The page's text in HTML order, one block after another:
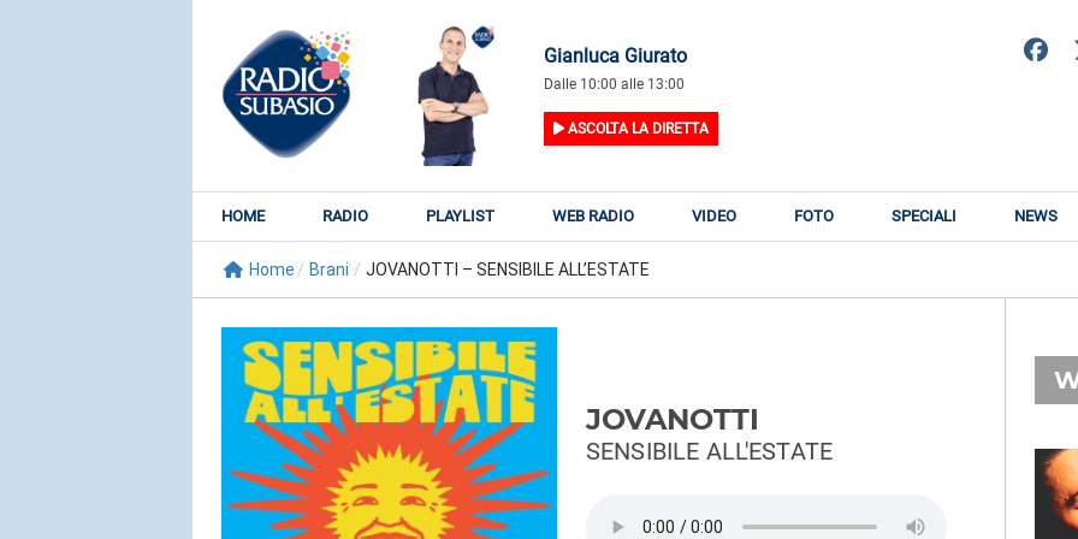
Gianluca Giurato
Dalle 10:00 alle 13:00
ASCOLTA LA DIRETTA
HOME RADIO PLAYLIST WEB RADIO VIDEO FOTO SPECIALI NEWS
Home / Brani / JOVANOTTI – SENSIBILE ALL’ESTATE
JOVANOTTI
SENSIBILE ALL'ESTATE
RADIO SUBY
KATY PERRY
Watch It Burn
LEWIS CAPALDI
Hold Me While You Wait